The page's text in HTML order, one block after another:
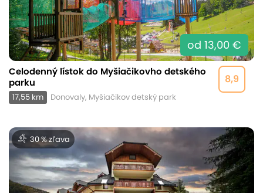
od 13,00 €
8,9
Celodenný lístok do Myšiačikovho detského
parku
17,55 km Donovaly, Myšiačikov detský park
30 % zľava